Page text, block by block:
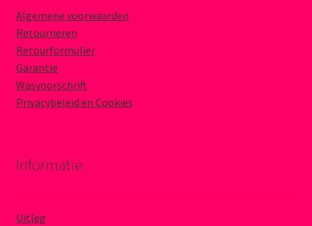
Algemene voorwaarden
Retourneren
Retourformulier
Garantie
Wasvoorschrift
Privacybeleid en Cookies
Informatie
Uitleg